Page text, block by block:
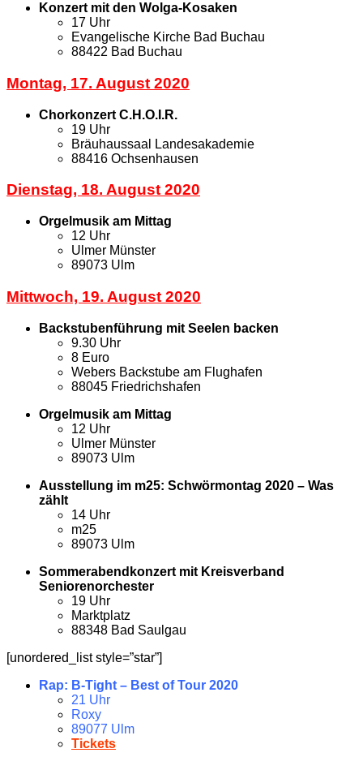
Konzert mit den Wolga-Kosaken
17 Uhr
Evangelische Kirche Bad Buchau
88422 Bad Buchau
Montag, 17. August 2020
Chorkonzert C.H.O.I.R.
19 Uhr
Bräuhaussaal Landesakademie
88416 Ochsenhausen
Dienstag, 18. August 2020
Orgelmusik am Mittag
12 Uhr
Ulmer Münster
89073 Ulm
Mittwoch, 19. August 2020
Backstubenführung mit Seelen backen
9.30 Uhr
8 Euro
Webers Backstube am Flughafen
88045 Friedrichshafen
Orgelmusik am Mittag
12 Uhr
Ulmer Münster
89073 Ulm
Ausstellung im m25: Schwörmontag 2020 – Was
zählt
14 Uhr
m25
89073 Ulm
Sommerabendkonzert mit Kreisverband
Seniorenorchester
19 Uhr
Marktplatz
88348 Bad Saulgau
[unordered_list style=”star”]
Rap: B-Tight – Best of Tour 2020
21 Uhr
Roxy
89077 Ulm
Tickets